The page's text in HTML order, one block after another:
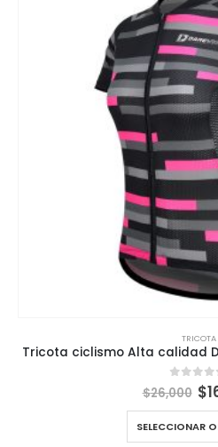
TRICOTA
Tricota ciclismo Alta calidad
0 out
$26,000 El
$
SELECCIONAR